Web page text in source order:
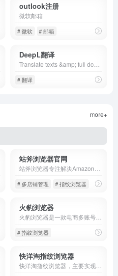
outlook注册
微软邮箱
# 微软 # 邮箱
DeepL翻译
# 翻译
more+
站斧浏览器官网
# 多店铺管理 # 指纹浏览器
火豹浏览器
# 指纹浏览器
快洋淘指纹浏览器